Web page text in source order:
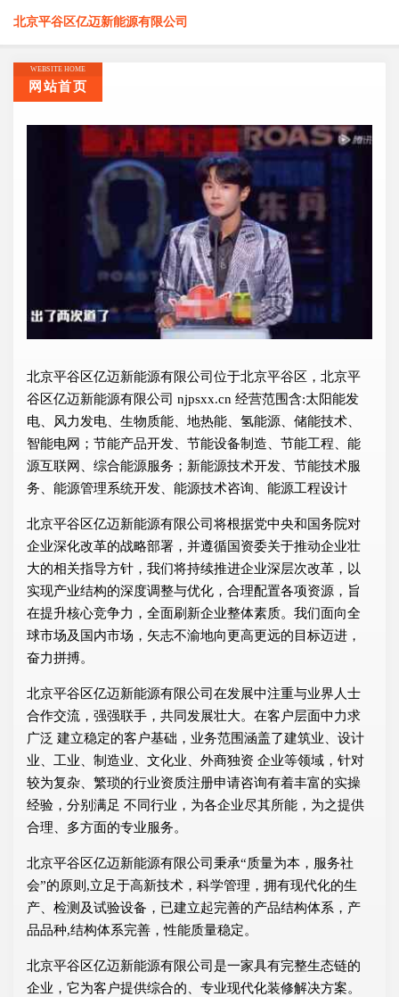
北京平谷区亿迈新能源有限公司
WEBSITE HOME
网站首页
北京平谷区亿迈新能源有限公司位于北京平谷区，北京平
谷区亿迈新能源有限公司 njpsxx.cn 经营范围含:太阳能发
电、风力发电、生物质能、地热能、氢能源、储能技术、
智能电网；节能产品开发、节能设备制造、节能工程、能
源互联网、综合能源服务；新能源技术开发、节能技术服
务、能源管理系统开发、能源技术咨询、能源工程设计
北京平谷区亿迈新能源有限公司将根据党中央和国务院对
企业深化改革的战略部署，并遵循国资委关于推动企业壮
大的相关指导方针，我们将持续推进企业深层次改革，以
实现产业结构的深度调整与优化，合理配置各项资源，旨
在提升核心竞争力，全面刷新企业整体素质。我们面向全
球市场及国内市场，矢志不渝地向更高更远的目标迈进，
奋力拼搏。
北京平谷区亿迈新能源有限公司在发展中注重与业界人士
合作交流，强强联手，共同发展壮大。在客户层面中力求
广泛 建立稳定的客户基础，业务范围涵盖了建筑业、设计
业、工业、制造业、文化业、外商独资 企业等领域，针对
较为复杂、繁琐的行业资质注册申请咨询有着丰富的实操
经验，分别满足 不同行业，为各企业尽其所能，为之提供
合理、多方面的专业服务。
北京平谷区亿迈新能源有限公司秉承“质量为本，服务社
会”的原则,立足于高新技术，科学管理，拥有现代化的生
产、检测及试验设备，已建立起完善的产品结构体系，产
品品种,结构体系完善，性能质量稳定。
北京平谷区亿迈新能源有限公司是一家具有完整生态链的
企业，它为客户提供综合的、专业现代化装修解决方案。